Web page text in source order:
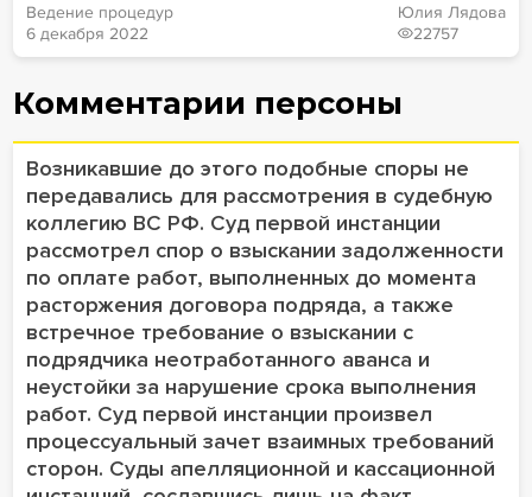
Ведение процедур
6 декабря 2022
Юлия Лядова
22757
Комментарии персоны
Возникавшие до этого подобные споры не
передавались для рассмотрения в cудебную
коллегию ВС РФ. Суд первой инстанции
рассмотрел спор о взыскании задолженности
по оплате работ, выполненных до момента
расторжения договора подряда, а также
встречное требование о взыскании с
подрядчика неотработанного аванса и
неустойки за нарушение срока выполнения
работ. Суд первой инстанции произвел
процессуальный зачет взаимных требований
сторон. Суды апелляционной и кассационной